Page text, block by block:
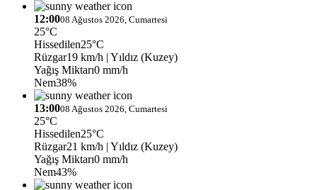
12:0008 Ağustos 2026, Cumartesi
25°C
Hissedilen25°C
Rüzgar19 km/h | Yıldız (Kuzey)
Yağış Miktarı0 mm/h
Nem38%
13:0008 Ağustos 2026, Cumartesi
25°C
Hissedilen25°C
Rüzgar21 km/h | Yıldız (Kuzey)
Yağış Miktarı0 mm/h
Nem43%